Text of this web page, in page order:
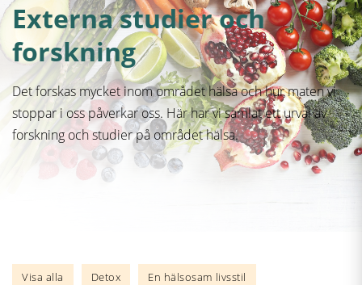
Externa studier och
forskning
Det forskas mycket inom området hälsa och hur maten vi
stoppar i oss påverkar oss. Här har vi samlat ett urval av
forskning och studier på området hälsa.
Visa alla Detox En hälsosam livsstil